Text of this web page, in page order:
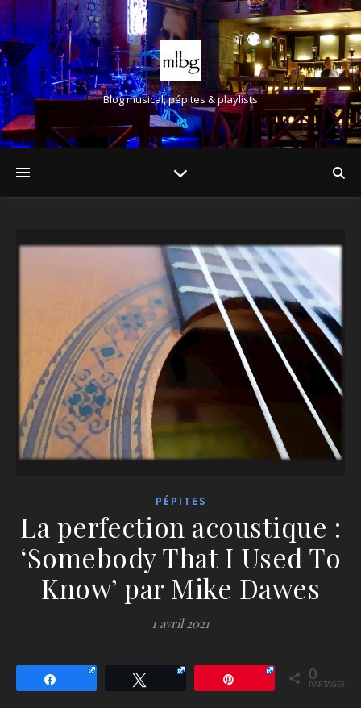
Blog musical, pépites & playlists
PÉPITES
La perfection acoustique :
‘Somebody That I Used To
Know’ par Mike Dawes
1 avril 2021
0
PARTAGES